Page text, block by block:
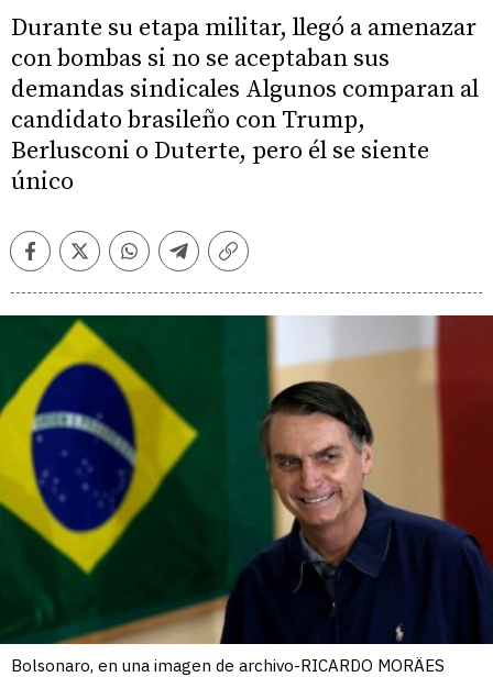
Durante su etapa militar, llegó a amenazar
con bombas si no se aceptaban sus
demandas sindicales Algunos comparan al
candidato brasileño con Trump,
Berlusconi o Duterte, pero él se siente
único
FacebookTwitterWhatsappTelegramCopiar
Bolsonaro, en una imagen de archivo-RICARDO MORÄES